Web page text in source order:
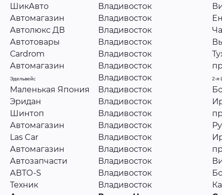
ШикАвто
Владивосток
Автомагазин
Владивосток
Автолюкс ДВ
Владивосток
Автотовары
Владивосток
Сardrom
Владивосток
Автомагазин
Владивосток
Эдельвейс Владивосток 2-я
Маленькая Япония Владивосток
Эридан
Владивосток
Шинтоп
Владивосток
Автомагазин
Владивосток
Las Car
Владивосток
Автомагазин
Владивосток
Автозапчасти
Владивосток
АВТО-S
Владивосток
Техник
Владивосток